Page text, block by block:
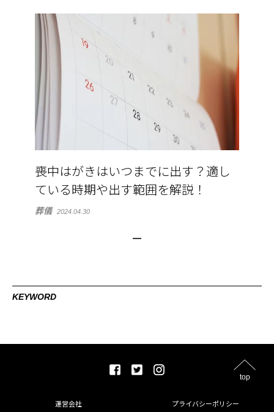
喪中はがきはいつまでに出す？適し
ている時期や出す範囲を解説！
葬儀 2024.04.30
KEYWORD
top
運営会社 プライバシーポリシー